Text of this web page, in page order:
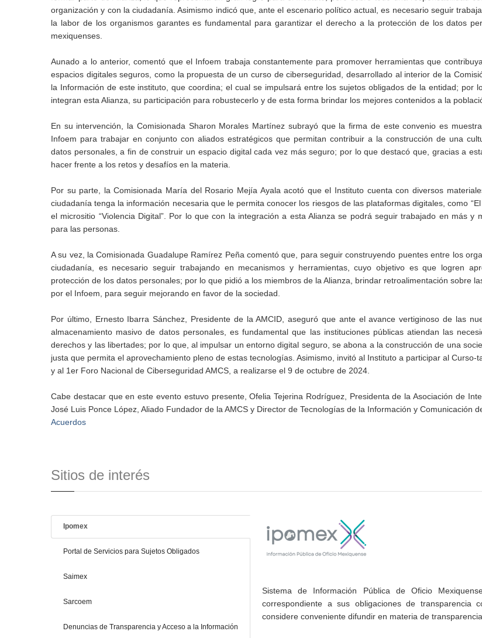
organización y con la ciudadanía. Asimismo indicó que, ante el escenario político actual, es necesario seguir
la labor de los organismos garantes es fundamental para garantizar el derecho a la protección de los datos
mexiquenses.
Aunado a lo anterior, comentó que el Infoem trabaja constantemente para promover herramientas que
espacios digitales seguros, como la propuesta de un curso de ciberseguridad, desarrollado al interior de la
la Información de este instituto, que coordina; el cual se impulsará entre los sujetos obligados de la entidad; por
integran esta Alianza, su participación para robustecerlo y de esta forma brindar los mejores contenidos a la
En su intervención, la Comisionada Sharon Morales Martínez subrayó que la firma de este convenio es
Infoem para trabajar en conjunto con aliados estratégicos que permitan contribuir a la construcción de una
datos personales, a fin de construir un espacio digital cada vez más seguro; por lo que destacó que, gracias a
hacer frente a los retos y desafíos en la materia.
Por su parte, la Comisionada María del Rosario Mejía Ayala acotó que el Instituto cuenta con diversos
ciudadanía tenga la información necesaria que le permita conocer los riesgos de las plataformas digitales, como
el micrositio “Violencia Digital”. Por lo que con la integración a esta Alianza se podrá seguir trabajado en más y
para las personas.
A su vez, la Comisionada Guadalupe Ramírez Peña comentó que, para seguir construyendo puentes entre los
ciudadanía, es necesario seguir trabajando en mecanismos y herramientas, cuyo objetivo es que logren
protección de los datos personales; por lo que pidió a los miembros de la Alianza, brindar retroalimentación sobre
por el Infoem, para seguir mejorando en favor de la sociedad.
Por último, Ernesto Ibarra Sánchez, Presidente de la AMCID, aseguró que ante el avance vertiginoso de las
almacenamiento masivo de datos personales, es fundamental que las instituciones públicas atiendan las
derechos y las libertades; por lo que, al impulsar un entorno digital seguro, se abona a la construcción de una
justa que permita el aprovechamiento pleno de estas tecnologías. Asimismo, invitó al Instituto a participar al Curso-
y al 1er Foro Nacional de Ciberseguridad AMCS, a realizarse el 9 de octubre de 2024.
Cabe destacar que en este evento estuvo presente, Ofelia Tejerina Rodríguez, Presidenta de la Asociación de
José Luis Ponce López, Aliado Fundador de la AMCS y Director de Tecnologías de la Información y Comunicación
Acuerdos
Sitios de interés
Ipomex
Portal de Servicios para Sujetos Obligados
Saimex
Sarcoem
Denuncias de Transparencia y Acceso a la Información
Sistema de Información Pública de Oficio
correspondiente a sus obligaciones de transparencia
considere conveniente difundir en materia de